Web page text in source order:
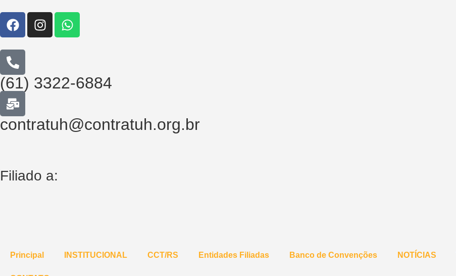
(61) 3322-6884
contratuh@contratuh.org.br
Filiado a:
Principal INSTITUCIONAL CCT/RS Entidades Filiadas Banco de Convenções NOTÍCIAS